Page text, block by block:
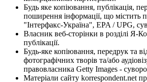
Будь яке копіювання, публікація,
поширення інформації, що містить
"Інтерфакс-Україна", EPA / UPG,
Власник веб-сторінки в розділі Я-
публікації.
Будь-яке копіювання, передрук та
фотографічних творів та/або
правовласника Getty Images - суворо
Матеріали сайту korrespondent.net